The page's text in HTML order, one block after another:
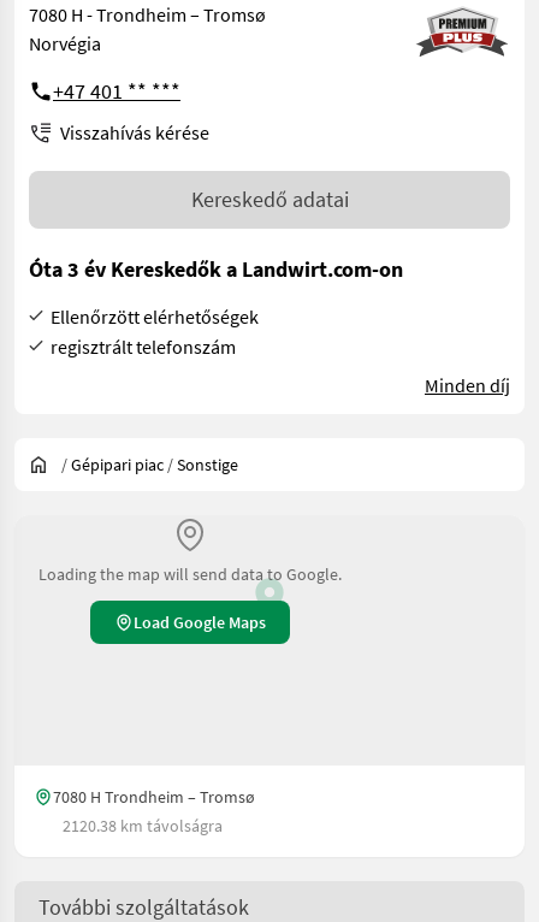
7080 H - Trondheim – Tromsø
Norvégia
+47 401 ** ***
Visszahívás kérése
Kereskedő adatai
Óta 3 év Kereskedők a Landwirt.com-on
Ellenőrzött elérhetőségek
regisztrált telefonszám
Minden díj
/Gépipari piac /Sonstige
Loading the map will send data to Google.
Load Google Maps
7080 H Trondheim – Tromsø
2120.38 km távolságra
További szolgáltatások